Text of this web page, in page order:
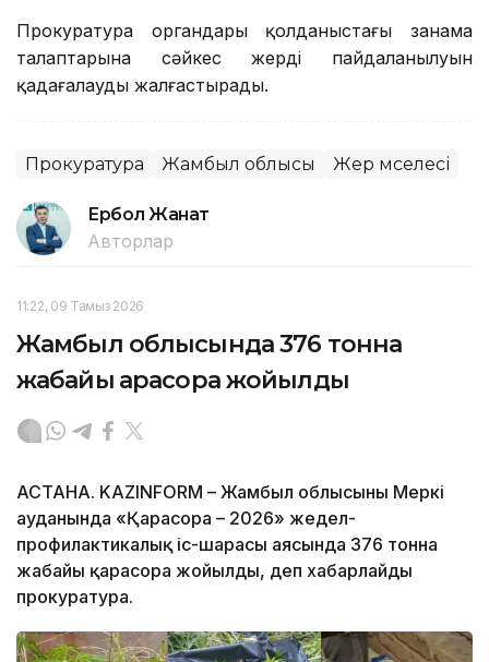
Прокуратура органдары қолданыстағы заңнама
талаптарына сәйкес жердің пайдаланылуын
қадағалауды жалғастырады.
Прокуратура Жамбыл облысы Жер мәселесі
Ербол Жанат
Авторлар
11:22, 09 Тамыз 2026
Жамбыл облысында 376 тонна
жабайы қарасора жойылды
АСТАНА. KAZINFORM – Жамбыл облысының Меркі
ауданында «Қарасора – 2026» жедел-
профилактикалық іс-шарасы аясында 376 тонна
жабайы қарасора жойылды, деп хабарлайды
прокуратура.